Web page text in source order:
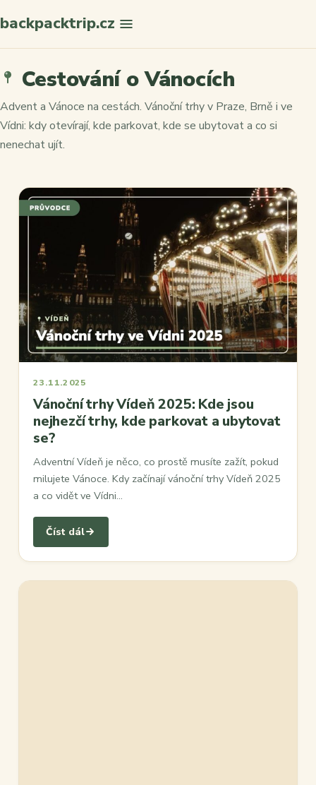
backpacktrip.cz
Cestování o Vánocích
Advent a Vánoce na cestách. Vánoční trhy v Praze, Brně i ve
Vídni: kdy otevírají, kde parkovat, kde se ubytovat a co si
nenechat ujít.
23.11.2025
Vánoční trhy Vídeň 2025: Kde jsou
nejhezčí trhy, kde parkovat a ubytovat
se?
Adventní Vídeň je něco, co prostě musíte zažít, pokud
milujete Vánoce. Kdy začínají vánoční trhy Vídeň 2025
a co vidět ve Vídni…
Číst dál